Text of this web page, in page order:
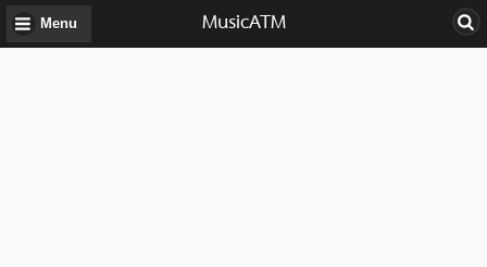
Menu MusicATM